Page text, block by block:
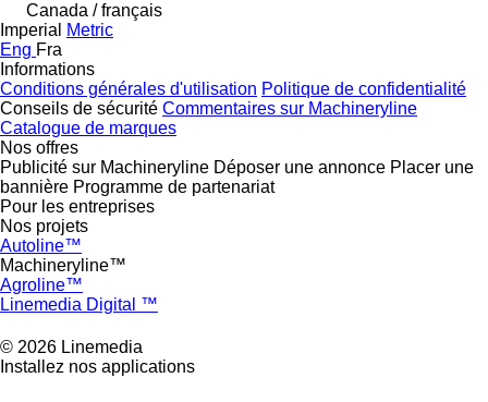
Canada / français
Imperial
Metric
Eng Fra
Informations
Conditions générales d'utilisation Politique de confidentialité
Conseils de sécurité Commentaires sur Machineryline
Catalogue de marques
Nos offres
Publicité sur Machineryline Déposer une annonce Placer une
bannière Programme de partenariat
Pour les entreprises
Nos projets
Autoline™
Machineryline™
Agroline™
Linemedia Digital ™
© 2026 Linemedia
Installez nos applications